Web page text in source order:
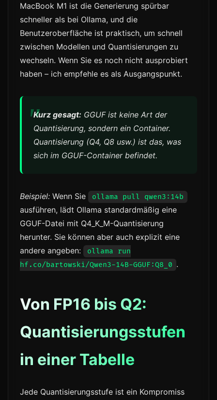
MacBook M1 ist die Generierung spürbar
schneller als bei Ollama, und die
Benutzeroberfläche ist praktisch, um schnell
zwischen Modellen und Quantisierungen zu
wechseln. Wenn Sie es noch nicht ausprobiert
haben – ich empfehle es als Ausgangspunkt.
Kurz gesagt: GGUF ist keine Art der
Quantisierung, sondern ein Container.
Quantisierung (Q4, Q8 usw.) ist das, was
sich im GGUF-Container befindet.
Beispiel: Wenn Sie ollama pull qwen3:14b
ausführen, lädt Ollama standardmäßig eine
GGUF-Datei mit Q4_K_M-Quantisierung
herunter. Sie können aber auch explizit eine
andere angeben:
ollama run
hf.co/bartowski/Qwen3-14B-GGUF:Q8_0 .
Von FP16 bis Q2:
Quantisierungsstufen
in einer Tabelle
Jede Quantisierungsstufe ist ein Kompromiss